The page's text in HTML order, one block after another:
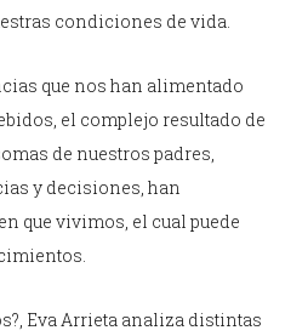
condiciones de vida.
que nos han alimentado
el complejo resultado de
de nuestros padres,
y decisiones, han
que vivimos, el cual puede
Eva Arrieta analiza distintas